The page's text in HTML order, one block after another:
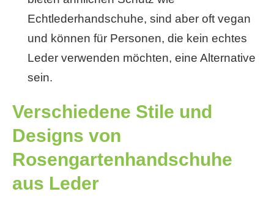
Echtlederhandschuhe, sind aber oft vegan
und können für Personen, die kein echtes
Leder verwenden möchten, eine Alternative
sein.
Verschiedene Stile und
Designs von
Rosengartenhandschuhe
aus Leder